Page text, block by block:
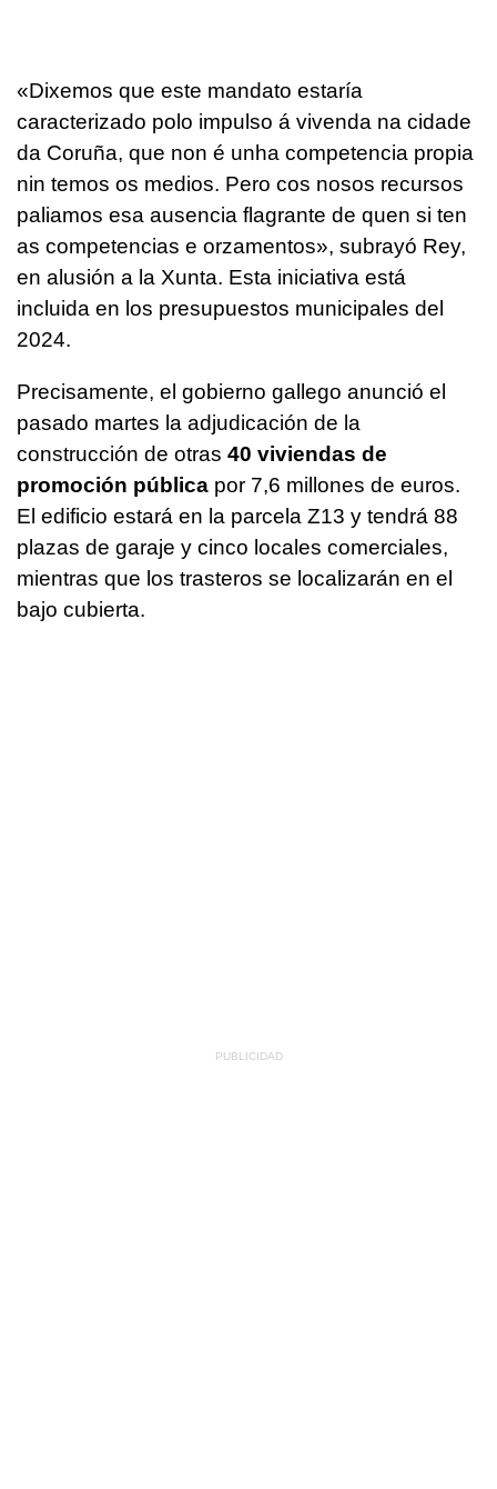
«Dixemos que este mandato estaría
caracterizado polo impulso á vivenda na cidade
da Coruña, que non é unha competencia propia
nin temos os medios. Pero cos nosos recursos
paliamos esa ausencia flagrante de quen si ten
as competencias e orzamentos», subrayó Rey,
en alusión a la Xunta. Esta iniciativa está
incluida en los presupuestos municipales del
2024.
Precisamente, el gobierno gallego anunció el
pasado martes la adjudicación de la
construcción de otras 40 viviendas de
promoción pública por 7,6 millones de euros.
El edificio estará en la parcela Z13 y tendrá 88
plazas de garaje y cinco locales comerciales,
mientras que los trasteros se localizarán en el
bajo cubierta.